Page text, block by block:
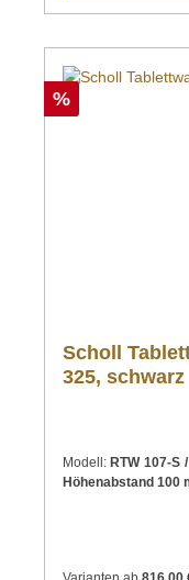
%
Scholl
325, schwarz
Modell: RTW 107-S
Höhenabstand 100